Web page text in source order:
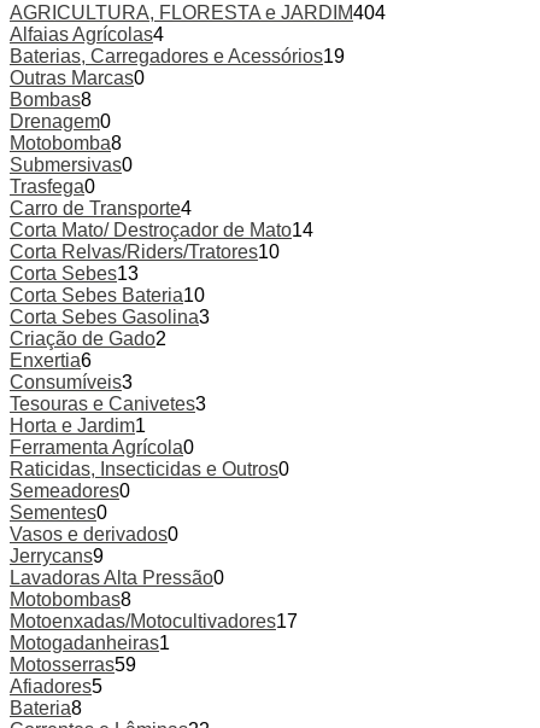
AGRICULTURA, FLORESTA e JARDIM404
Alfaias Agrícolas4
Baterias, Carregadores e Acessórios19
Outras Marcas0
Bombas8
Drenagem0
Motobomba8
Submersivas0
Trasfega0
Carro de Transporte4
Corta Mato/ Destroçador de Mato14
Corta Relvas/Riders/Tratores10
Corta Sebes13
Corta Sebes Bateria10
Corta Sebes Gasolina3
Criação de Gado2
Enxertia6
Consumíveis3
Tesouras e Canivetes3
Horta e Jardim1
Ferramenta Agrícola0
Raticidas, Insecticidas e Outros0
Semeadores0
Sementes0
Vasos e derivados0
Jerrycans9
Lavadoras Alta Pressão0
Motobombas8
Motoenxadas/Motocultivadores17
Motogadanheiras1
Motosserras59
Afiadores5
Bateria8